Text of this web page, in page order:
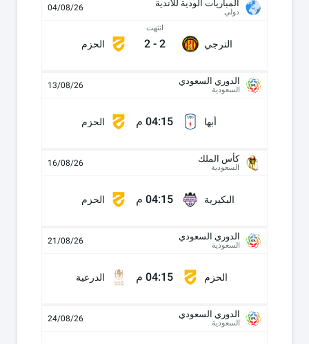
المباريات الودية للأندية
دولي 04/08/26
الترجي
انتهت
2
-
2 الحزم
الدوري السعودي
السعودية 13/08/26
أبها 04:15 م الحزم
كأس الملك
السعودية 16/08/26
البكيرية 04:15 م الحزم
الدوري السعودي
السعودية 21/08/26
الحزم 04:15 م الدرعية
الدوري السعودي
السعودية 24/08/26